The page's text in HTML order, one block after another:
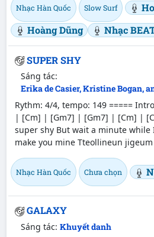
Nhạc Hàn Quốc Slow Surf
Hoàng Dũng
Nhạc
SUPER SHY
Sáng tác:
Erika de Casier, Kristine Bogan,
Rythm: 4/4, tempo: 149 =====
| [Cm] | [Gm7] | [Gm7] | [Cm] |
super shy But wait a minute while
make you mine Tteollineun
Nhạc Hàn Quốc Chưa chọn
GALAXY
Sáng tác: Khuyết danh